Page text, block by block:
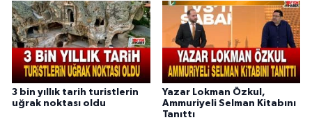
3 bin yıllık tarih turistlerin
uğrak noktası oldu
Yazar Lokman Özkul,
Ammuriyeli Selman Kitabını
Tanıttı